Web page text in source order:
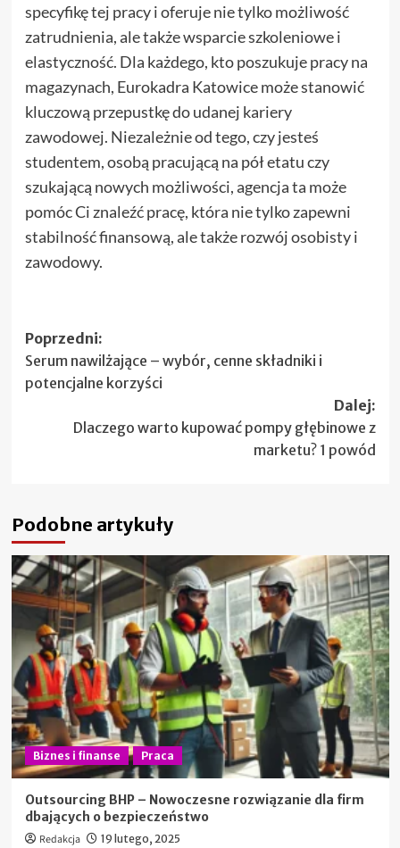
specyfikę tej pracy i oferuje nie tylko możliwość
zatrudnienia, ale także wsparcie szkoleniowe i
elastyczność. Dla każdego, kto poszukuje pracy na
magazynach, Eurokadra Katowice może stanowić
kluczową przepustkę do udanej kariery
zawodowej. Niezależnie od tego, czy jesteś
studentem, osobą pracującą na pół etatu czy
szukającą nowych możliwości, agencja ta może
pomóc Ci znaleźć pracę, która nie tylko zapewni
stabilność finansową, ale także rozwój osobisty i
zawodowy.
Zobacz
wpisy
Poprzedni:
Serum nawilżające – wybór, cenne składniki i
potencjalne korzyści
Dalej:
Dlaczego warto kupować pompy głębinowe z
marketu? 1 powód
Podobne artykuły
Biznes i finanse Praca
Outsourcing BHP – Nowoczesne rozwiązanie dla firm
dbających o bezpieczeństwo
Redakcja 19 lutego, 2025